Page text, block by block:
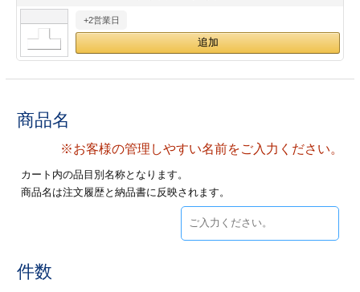
ード印刷
印刷
ファイル印刷
形マル型
印刷
名刺印刷
ムカード印刷
28
29 30
+2営業日
商品名
※お客様の管理しやすい名前をご入力ください。
カート内の品目別名称となります。
商品名は注文履歴と納品書に反映されます。
件数